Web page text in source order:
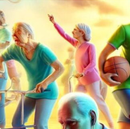
pessoas interpretam
CONTATO:
Site:https://
E-mail:
Telefone/ Whatsapp: